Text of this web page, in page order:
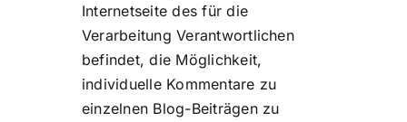
Internetseite des für die
Verarbeitung Verantwortlichen
befindet, die Möglichkeit,
individuelle Kommentare zu
einzelnen Blog-Beiträgen zu